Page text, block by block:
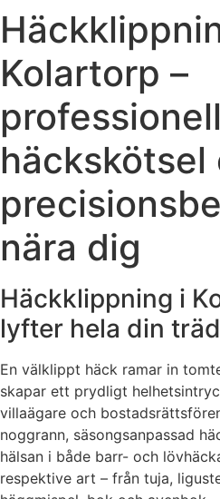
Kolartorp –
professionell
häckskötsel
nära dig
Häckklippning i
lyfter hela din
En välklippt häck ramar in
skapar ett prydligt
villaägare och
noggrann, säsongsanpassad
hälsan i både barr- och
respektive art – från tuja,